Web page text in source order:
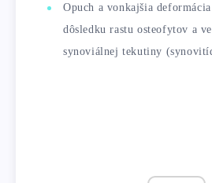
Opuch a vonkajšia
dôsledku rastu osteofytov a
synoviálnej tekutiny